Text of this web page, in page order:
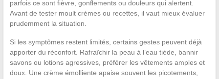
parfois ce sont fièvre, gonflements ou douleurs qui alertent.
Avant de tester moult crèmes ou recettes, il vaut mieux évaluer
prudemment la situation.
Si les symptômes restent limités, certains gestes peuvent déjà
apporter du réconfort. Rafraîchir la peau à l’eau tiède, bannir
savons ou lotions agressives, préférer les vêtements amples et
doux. Une crème émolliente apaise souvent les picotements,